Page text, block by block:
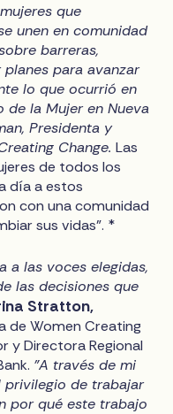
que
unen en comunidad
barreras,
para avanzar
lo que ocurrió en
de la Mujer en Nueva
Presidenta y
Change.Las
de todos los
día a estos
con una comunidad
sus vidas". *
a las voces elegidas,
las decisiones que
Stratton,
de Women Creating
y Directora Regional
"A través de mi
privilegio de trabajar
por qué este trabajo